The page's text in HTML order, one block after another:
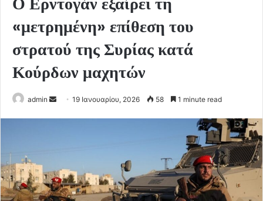
«μετρημένη» επίθεση του
στρατού της Συρίας κατά
Κούρδων μαχητών
admin
Send19 Ιανουαρίου, 2026 58 1 minute read